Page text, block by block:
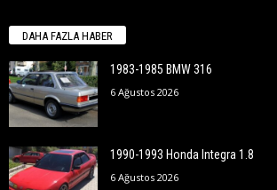
DAHA FAZLA HABER
1983-1985 BMW 316
6 Ağustos 2026
1990-1993 Honda Integra 1.8
6 Ağustos 2026